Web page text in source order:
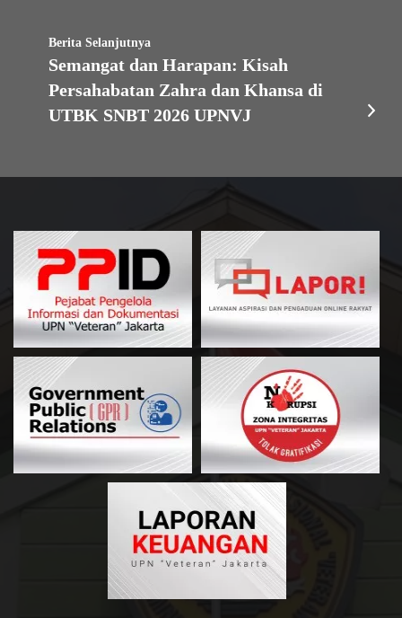
Berita Selanjutnya
Semangat dan Harapan: Kisah
Persahabatan Zahra dan Khansa di
UTBK SNBT 2026 UPNVJ